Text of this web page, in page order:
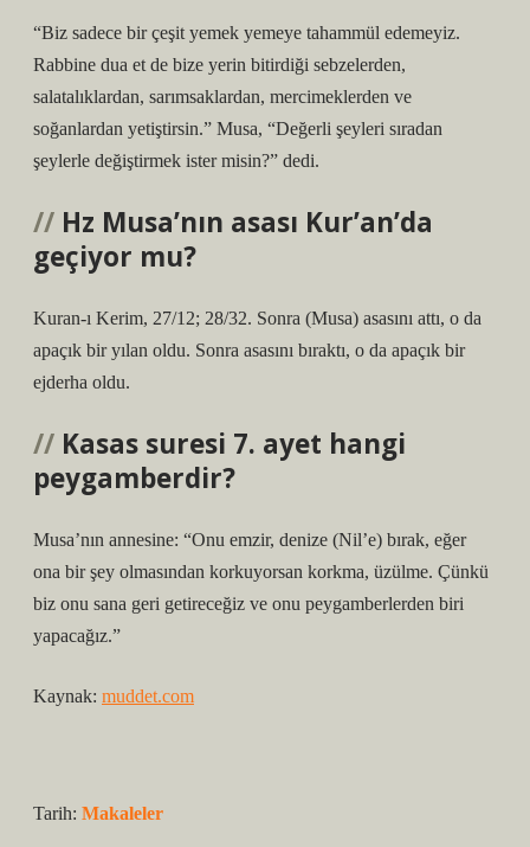
“Biz sadece bir çeşit yemek yemeye tahammül edemeyiz.
Rabbine dua et de bize yerin bitirdiği sebzelerden,
salatalıklardan, sarımsaklardan, mercimeklerden ve
soğanlardan yetiştirsin.” Musa, “Değerli şeyleri sıradan
şeylerle değiştirmek ister misin?” dedi.
Hz Musa’nın asası Kur’an’da
geçiyor mu?
Kuran-ı Kerim, 27/12; 28/32. Sonra (Musa) asasını attı, o da
apaçık bir yılan oldu. Sonra asasını bıraktı, o da apaçık bir
ejderha oldu.
Kasas suresi 7. ayet hangi
peygamberdir?
Musa’nın annesine: “Onu emzir, denize (Nil’e) bırak, eğer
ona bir şey olmasından korkuyorsan korkma, üzülme. Çünkü
biz onu sana geri getireceğiz ve onu peygamberlerden biri
yapacağız.”
Kaynak: muddet.com
Tarih: Makaleler